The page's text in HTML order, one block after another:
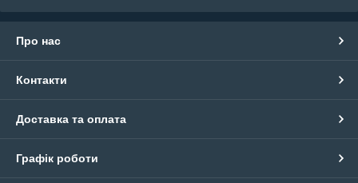
Про нас
Контакти
Доставка та оплата
Графік роботи